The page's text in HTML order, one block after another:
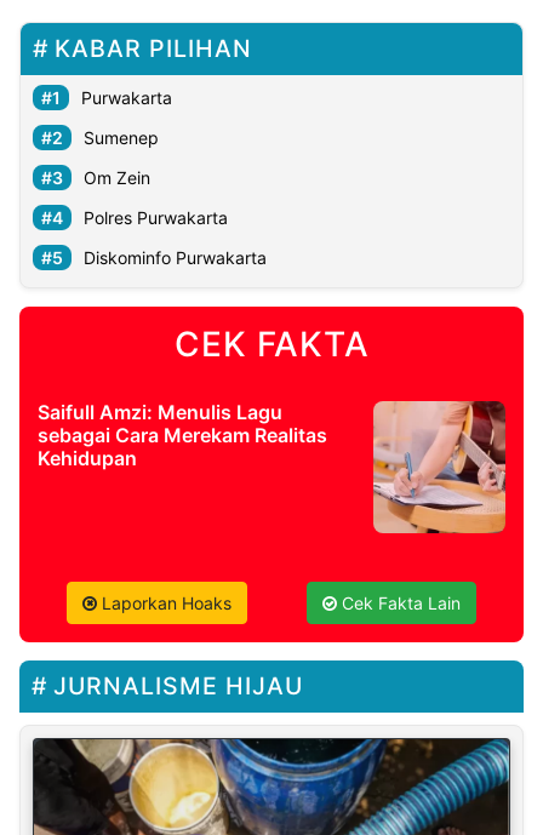
KABAR PILIHAN
Purwakarta
Sumenep
Om Zein
Polres Purwakarta
Diskominfo Purwakarta
CEK FAKTA
Saifull Amzi: Menulis Lagu
sebagai Cara Merekam Realitas
Kehidupan
Laporkan Hoaks Cek Fakta Lain
JURNALISME HIJAU